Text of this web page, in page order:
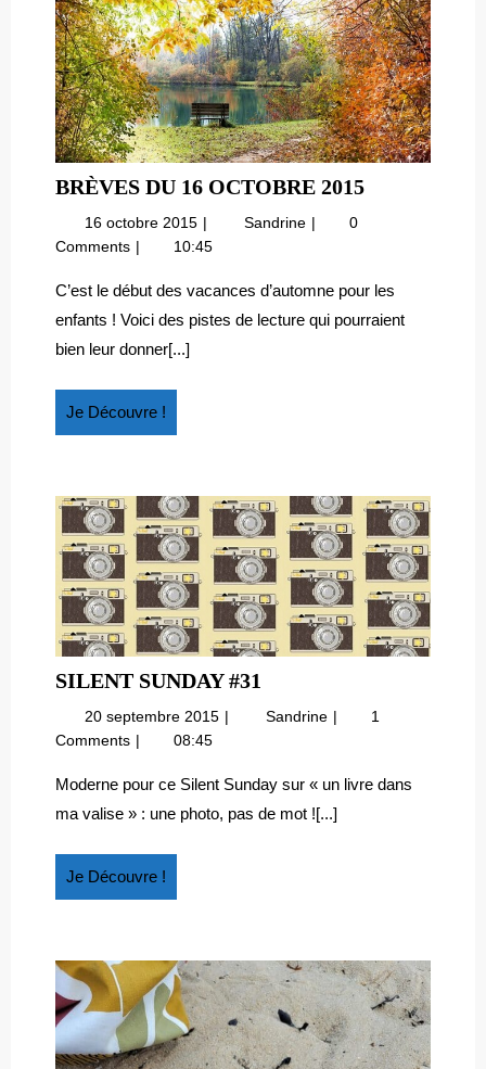
BRÈVES DU 16 OCTOBRE 2015BRÈVES
2015
16 octobre 2015 16
octobre
Sandrine Brèves
octobre
2015
0
Comments
10:45
C’est le début des vacances d’automne pour les
enfants ! Voici des pistes de lecture qui pourraient
bien leur donner[...]
Je Découvre !
Découvre
SILENT SUNDAY #31
SUNDAY
20 septembre 2015 20
Sandrine Silent
1
Comments
08:45
Moderne pour ce Silent Sunday sur « un livre dans
ma valise » : une photo, pas de mot ![...]
Je Découvre !
Découvre